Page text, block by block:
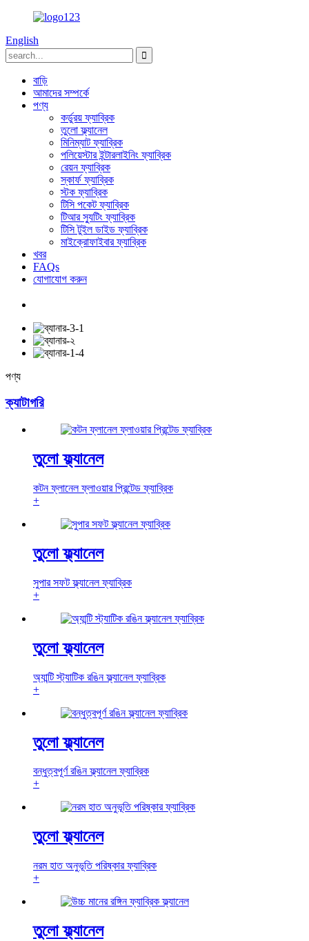
English
বাড়ি
আমাদের সম্পর্কে
পণ্য
কর্ডুরয় ফ্যাব্রিক
তুলো ফ্ল্যানেল
মিনিম্যাট ফ্যাব্রিক
পলিয়েস্টার ইন্টারলাইনিং ফ্যাব্রিক
রেয়ন ফ্যাব্রিক
স্কার্ফ ফ্যাব্রিক
স্টক ফ্যাব্রিক
টিসি পকেট ফ্যাব্রিক
টিআর স্যুটিং ফ্যাব্রিক
টিসি টুইল ডাইড ফ্যাব্রিক
মাইক্রোফাইবার ফ্যাব্রিক
খবর
FAQs
যোগাযোগ করুন
পণ্য
ক্যাটাগরি
তুলো ফ্ল্যানেল
কটন ফ্লানেল ফ্লাওয়ার প্রিন্টেড ফ্যাব্রিক
+
তুলো ফ্ল্যানেল
সুপার সফট ফ্ল্যানেল ফ্যাব্রিক
+
তুলো ফ্ল্যানেল
অ্যান্টি স্ট্যাটিক রঙিন ফ্ল্যানেল ফ্যাব্রিক
+
তুলো ফ্ল্যানেল
বন্ধুত্বপূর্ণ রঙিন ফ্ল্যানেল ফ্যাব্রিক
+
তুলো ফ্ল্যানেল
নরম হাত অনুভূতি পরিষ্কার ফ্যাব্রিক
+
তুলো ফ্ল্যানেল